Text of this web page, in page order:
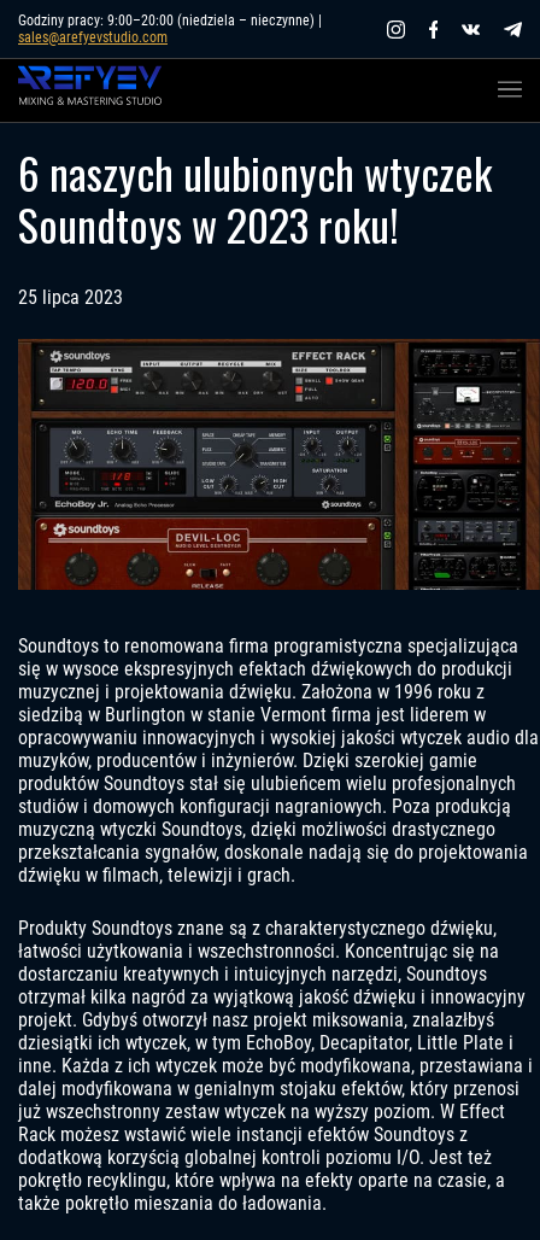
Skip
content
Godziny pracy: 9:00–20:00 (niedziela – nieczynne) |
sales@arefyevstudio.com
6 naszych ulubionych wtyczek
Soundtoys w 2023 roku!
25 lipca 2023
Soundtoys to renomowana firma programistyczna specjalizująca
się w wysoce ekspresyjnych efektach dźwiękowych do produkcji
muzycznej i projektowania dźwięku. Założona w 1996 roku z
siedzibą w Burlington w stanie Vermont firma jest liderem w
opracowywaniu innowacyjnych i wysokiej jakości wtyczek audio dla
muzyków, producentów i inżynierów. Dzięki szerokiej gamie
produktów Soundtoys stał się ulubieńcem wielu profesjonalnych
studiów i domowych konfiguracji nagraniowych. Poza produkcją
muzyczną wtyczki Soundtoys, dzięki możliwości drastycznego
przekształcania sygnałów, doskonale nadają się do projektowania
dźwięku w filmach, telewizji i grach.
Produkty Soundtoys znane są z charakterystycznego dźwięku,
łatwości użytkowania i wszechstronności. Koncentrując się na
dostarczaniu kreatywnych i intuicyjnych narzędzi, Soundtoys
otrzymał kilka nagród za wyjątkową jakość dźwięku i innowacyjny
projekt. Gdybyś otworzył nasz projekt miksowania, znalazłbyś
dziesiątki ich wtyczek, w tym EchoBoy, Decapitator, Little Plate i
inne. Każda z ich wtyczek może być modyfikowana, przestawiana i
dalej modyfikowana w genialnym stojaku efektów, który przenosi
już wszechstronny zestaw wtyczek na wyższy poziom. W Effect
Rack możesz wstawić wiele instancji efektów Soundtoys z
dodatkową korzyścią globalnej kontroli poziomu I/O. Jest też
pokrętło recyklingu, które wpływa na efekty oparte na czasie, a
także pokrętło mieszania do ładowania.